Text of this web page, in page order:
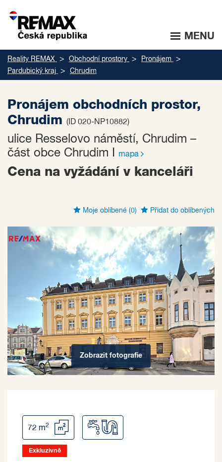
MENU
Reality REMAX Obchodní prostory
Pronájem
Pardubický kraj
Chrudim
Pronájem obchodních prostor,
Chrudim (ID 020-NP10882)
ulice Resselovo náměstí, Chrudim –
část obce Chrudim I
mapa
Cena na vyžádání v kanceláři
Moje oblíbené (0) Přidat do oblíbených
Zobrazit fotografie
72 m2
Exkluzivně